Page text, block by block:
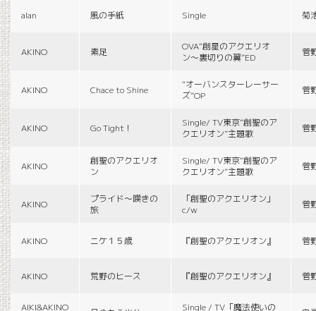
alan 風の手紙 Single 菊
AKINO 素足
OVA“創星のアクエリオ
ン〜裏切りの翼”ED
菅
AKINO Chace to Shine
“オーバンスターレーサー
ズ”OP
菅
AKINO Go Tight！
Single/ TV東京“創聖のア
クエリオン”主題歌
菅
AKINO
創聖のアクエリオ
ン
Single/ TV東京“創聖のア
クエリオン”主題歌
菅
AKINO
プライド〜嘆きの
旅
「創聖のアクエリオン」
c/w
菅
AKINO ニケ１５歳 『創聖のアクエリオン』 菅
AKINO 荒野のヒース 『創聖のアクエリオン』 菅
AIKI&AKINO
Single / TV「魔法使いの